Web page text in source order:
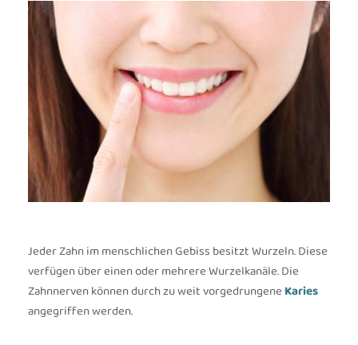
Jeder Zahn im menschlichen Gebiss besitzt Wurzeln. Diese
verfügen über einen oder mehrere Wurzelkanäle. Die
Zahnnerven können durch zu weit vorgedrungene Karies
angegriffen werden.